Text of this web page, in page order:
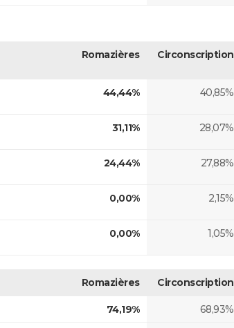
Romazières Circonscription
44,44% 40,85%
31,11% 28,07%
24,44% 27,88%
0,00% 2,15%
0,00% 1,05%
Romazières Circonscription
74,19% 68,93%